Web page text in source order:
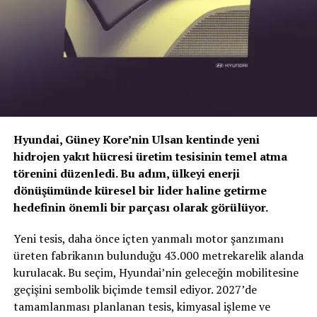
Sport ile Yere Basıyor
Türkiye’nin otomobiliTOGG T10Xgibi yüksek tork
değerlerine sahip elektrikli araçlarda, lastiğin zemine
tutunma kabiliyeti çok daha kritiktir.E-carturkiyeekibi
Hyundai, Güney Kore’nin Ulsan kentinde yeni
hidrojen yakıt hücresi üretim tesisinin temel atma
törenini düzenledi. Bu adım, ülkeyi enerji
dönüşümünde küresel bir lider haline getirme
hedefinin önemli bir parçası olarak görülüyor.
Yeni tesis, daha önce içten yanmalı motor şanzımanı
üreten fabrikanın bulunduğu 43.000 metrekarelik alanda
kurulacak. Bu seçim, Hyundai’nin geleceğin mobilitesine
geçişini sembolik biçimde temsil ediyor. 2027’de
tamamlanması planlanan tesis, kimyasal işleme ve